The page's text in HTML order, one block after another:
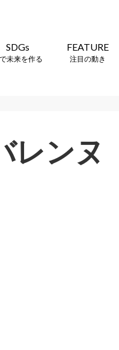
SDGs
未来を作る
FEATURE
注目の動き
レンヌ